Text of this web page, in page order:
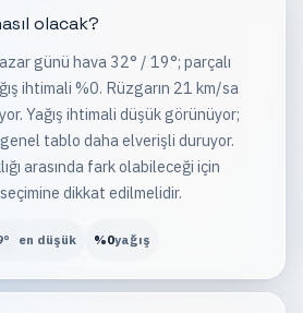
olacak?
günü hava 32° / 19°; parçalı
ihtimali %0. Rüzgarın 21 km/sa
Yağış ihtimali düşük görünüyor;
genel tablo daha elverişli duruyor.
arasında fark olabileceği için
dikkat edilmelidir.
° en düşük %0yağış